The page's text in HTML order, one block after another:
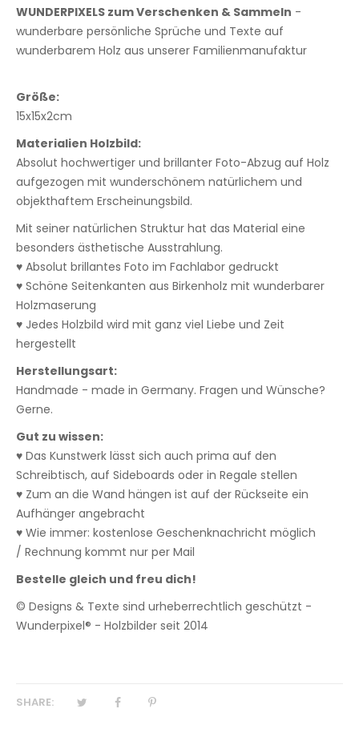
WUNDERPIXELS zum Verschenken & Sammeln -
wunderbare persönliche Sprüche und Texte auf
wunderbarem Holz aus unserer Familienmanufaktur
Größe:
15x15x2cm
Materialien Holzbild:
Absolut hochwertiger und brillanter Foto-Abzug auf Holz
aufgezogen mit wunderschönem natürlichem und
objekthaftem Erscheinungsbild.
Mit seiner natürlichen Struktur hat das Material eine
besonders ästhetische Ausstrahlung.
♥ Absolut brillantes Foto im Fachlabor gedruckt
♥ Schöne Seitenkanten aus Birkenholz mit wunderbarer
Holzmaserung
♥ Jedes Holzbild wird mit ganz viel Liebe und Zeit
hergestellt
Herstellungsart:
Handmade - made in Germany. Fragen und Wünsche?
Gerne.
Gut zu wissen:
♥ Das Kunstwerk lässt sich auch prima auf den
Schreibtisch, auf Sideboards oder in Regale stellen
♥ Zum an die Wand hängen ist auf der Rückseite ein
Aufhänger angebracht
♥ Wie immer: kostenlose Geschenknachricht möglich
/ Rechnung kommt nur per Mail
Bestelle gleich und freu dich!
© Designs & Texte sind urheberrechtlich geschützt -
Wunderpixel® - Holzbilder seit 2014
SHARE: